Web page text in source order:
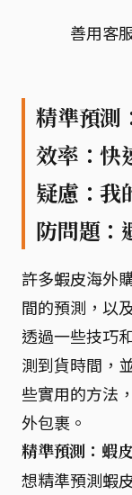
善用客
精準預測
效率：快
疑慮：我
防問題：
許多蝦皮海外
間的預測，以
透過一些技巧
測到貨時間，
些實用的方法
外包裹。
精準預測：蝦
想精準預測蝦